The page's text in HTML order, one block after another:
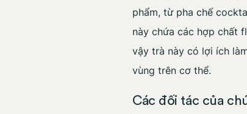
phẩm, từ pha chế
này chứa các hợp chất
vậy trà này có lợi ích
vùng trên cơ thể.
Các đối tác của